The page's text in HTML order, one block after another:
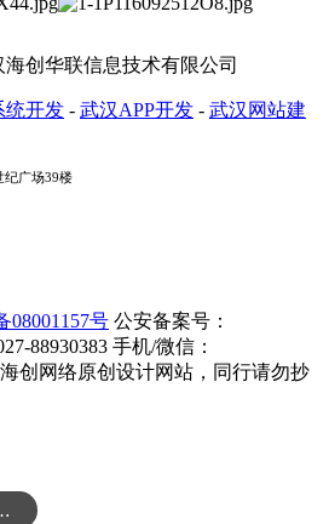
海创华联信息技术有限公司
统开发 - 武汉APP开发 - 武汉网站建
纪广场39楼
08001157号 公安备案号：
88930383 手机/微信：
海创网络原创设计网站，同行请勿抄
方案么？